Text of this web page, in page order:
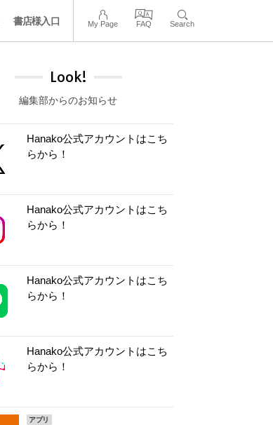
書店様入口 My Page FAQ Search
Look!
編集部からのお知らせ
Hanako公式アカウントはこち
らから！
Hanako公式アカウントはこち
らから！
Hanako公式アカウントはこち
らから！
Hanako公式アカウントはこち
らから！
アプリ